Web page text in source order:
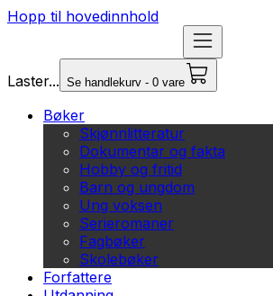
Hopp til hovedinnhold
Laster... Se handlekurv - 0 vare
Bøker
Skjønnlitteratur
Dokumentar og fakta
Hobby og fritid
Barn og ungdom
Ung voksen
Serieromaner
Fagbøker
Skolebøker
Forfattere